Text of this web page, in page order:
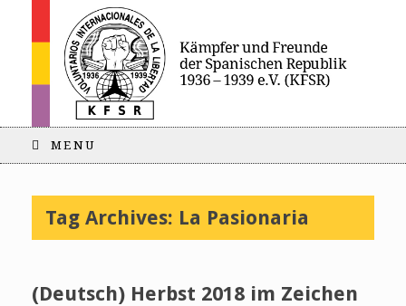
MENU
Tag Archives: La Pasionaria
(Deutsch) Herbst 2018 im Zeichen